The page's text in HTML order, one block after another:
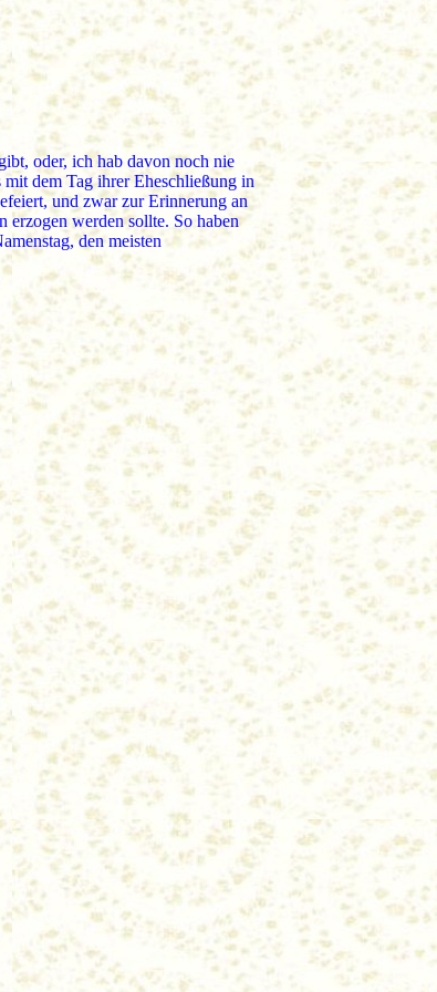
oder, ich hab davon noch nie
dem Tag ihrer Eheschließung in
und zwar zur Erinnerung an
erzogen werden sollte. So haben
den meisten